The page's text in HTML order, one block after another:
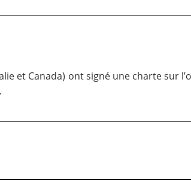
et Canada) ont signé une charte sur